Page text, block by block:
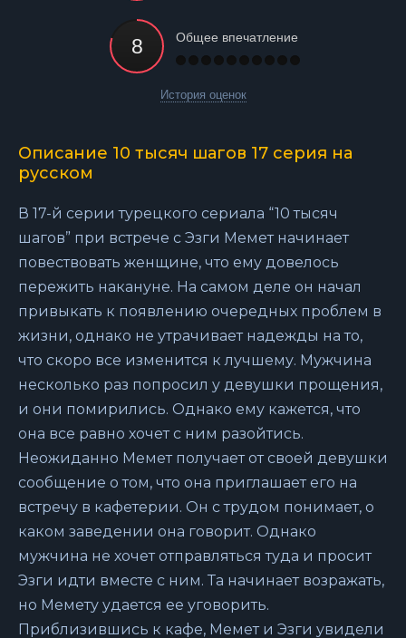
Общее впечатление
История оценок
Описание 10 тысяч шагов 17 серия на
русском
В 17-й серии турецкого сериала “10 тысяч
шагов” при встрече с Эзги Мемет начинает
повествовать женщине, что ему довелось
пережить накануне. На самом деле он начал
привыкать к появлению очередных проблем в
жизни, однако не утрачивает надежды на то,
что скоро все изменится к лучшему. Мужчина
несколько раз попросил у девушки прощения,
и они помирились. Однако ему кажется, что
она все равно хочет с ним разойтись.
Неожиданно Мемет получает от своей девушки
сообщение о том, что она приглашает его на
встречу в кафетерии. Он с трудом понимает, о
каком заведении она говорит. Однако
мужчина не хочет отправляться туда и просит
Эзги идти вместе с ним. Та начинает возражать,
но Мемету удается ее уговорить.
Приблизившись к кафе, Мемет и Эзги увидели